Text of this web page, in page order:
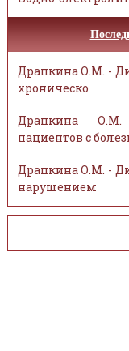
Драпкина О.М. -
хроническо
Драпкина О.М.
пациентов с
Драпкина О.М. -
нарушением